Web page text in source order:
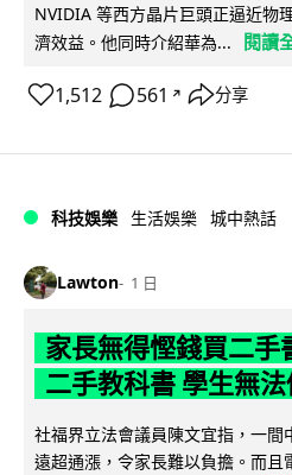
NVIDIA 等西方晶片巨頭正逼近物
濟效益。他同時介紹華為...
閱讀
1,512 561 ↗ 分享
科技娛樂 生活娛樂 城中熱話
Lawton 1 日
家長無得慳錢買二手
二手教科書 學生無
社福界立法會議員陳文宜指，一間
遠超通漲，令家長難以負擔。而且